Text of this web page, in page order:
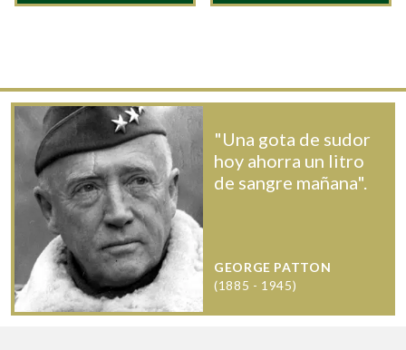
"Una gota de sudor
hoy ahorra un litro
de sangre mañana".
GEORGE PATTON
(1885 - 1945)